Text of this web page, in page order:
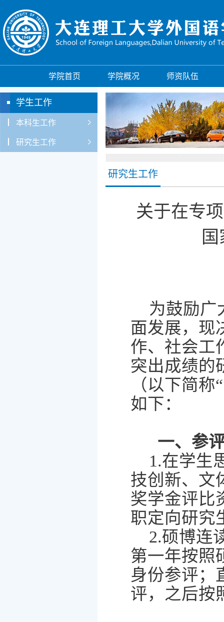
学院首页 学院概况 师资队伍
学生工作
本科生工作
研究生工作
研究生工作
关于在专
为鼓励广
面发展，现
作、社会工
突出成绩的
（以下简称“
如下：
一、参
1.在学生
技创新、文
奖学金评比
职定向研究
2.硕博连
第一年按照
身份参评；
评，之后按